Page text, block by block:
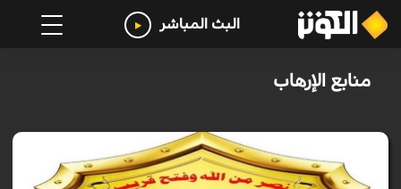
البث المباشر
منابع الإرهاب